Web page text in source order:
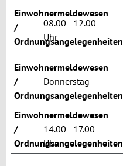
Einwohnermeldewesen
/
Ordnungsangelegenheiten
08.00 - 12.00
Uhr
Einwohnermeldewesen
/
Ordnungsangelegenheiten
Donnerstag
Einwohnermeldewesen
/
Ordnungsangelegenheiten
14.00 - 17.00
Uhr